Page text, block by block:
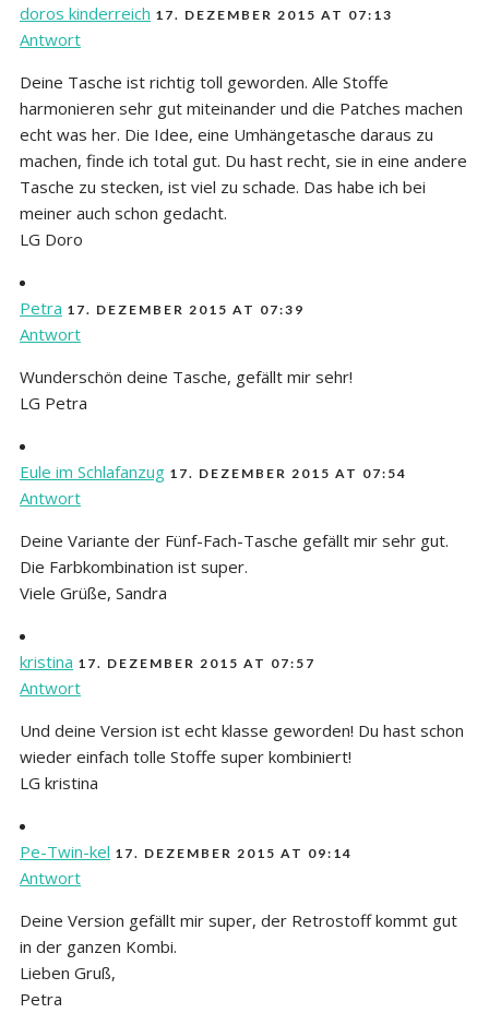
doros kinderreich 17. DEZEMBER 2015 AT 07:13
Antwort
Deine Tasche ist richtig toll geworden. Alle Stoffe
harmonieren sehr gut miteinander und die Patches machen
echt was her. Die Idee, eine Umhängetasche daraus zu
machen, finde ich total gut. Du hast recht, sie in eine andere
Tasche zu stecken, ist viel zu schade. Das habe ich bei
meiner auch schon gedacht.
LG Doro
Petra 17. DEZEMBER 2015 AT 07:39
Antwort
Wunderschön deine Tasche, gefällt mir sehr!
LG Petra
Eule im Schlafanzug 17. DEZEMBER 2015 AT 07:54
Antwort
Deine Variante der Fünf-Fach-Tasche gefällt mir sehr gut.
Die Farbkombination ist super.
Viele Grüße, Sandra
kristina 17. DEZEMBER 2015 AT 07:57
Antwort
Und deine Version ist echt klasse geworden! Du hast schon
wieder einfach tolle Stoffe super kombiniert!
LG kristina
Pe-Twin-kel 17. DEZEMBER 2015 AT 09:14
Antwort
Deine Version gefällt mir super, der Retrostoff kommt gut
in der ganzen Kombi.
Lieben Gruß,
Petra